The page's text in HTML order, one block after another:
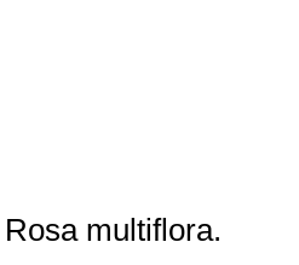
multiflora.